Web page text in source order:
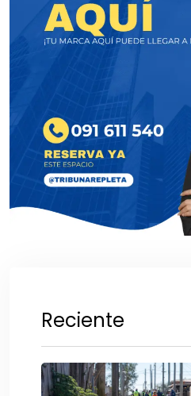
Reciente